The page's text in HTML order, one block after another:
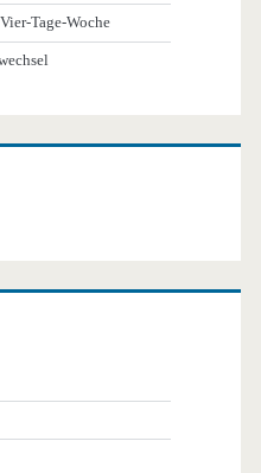
Tage-Woche